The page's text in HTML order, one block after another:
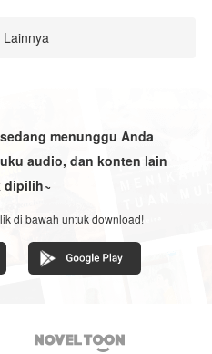
Lainnya
menunggu Anda
audio, dan konten lain
dipilih~
di bawah untuk download!
